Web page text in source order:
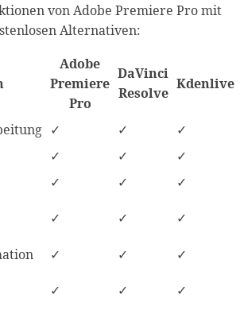
von Adobe Premiere Pro mit
Alternativen:
Adobe
Premiere
Pro
DaVinci
Resolve
Kdenlive
✓ ✓
✓
✓ ✓
✓
✓ ✓
✓
✓ ✓ ✓
✓ ✓
✓
✓ ✓ ✓